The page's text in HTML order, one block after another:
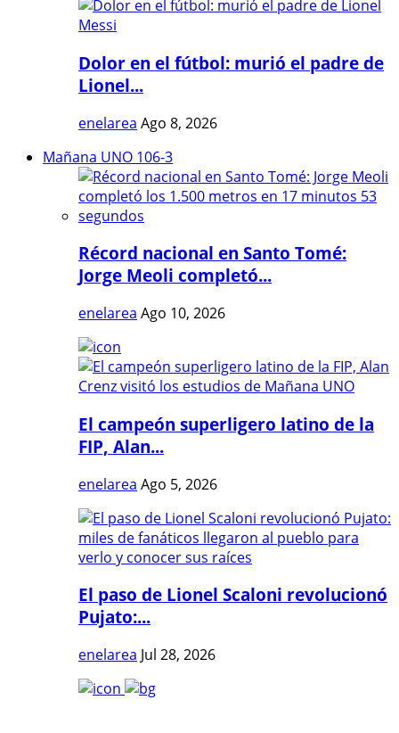
Dolor en el fútbol: murió el padre de
Lionel...
enelarea Ago 8, 2026
Mañana UNO 106-3
Récord nacional en Santo Tomé:
Jorge Meoli completó...
enelarea Ago 10, 2026
El campeón superligero latino de la
FIP, Alan...
enelarea Ago 5, 2026
El paso de Lionel Scaloni revolucionó
Pujato:...
enelarea Jul 28, 2026